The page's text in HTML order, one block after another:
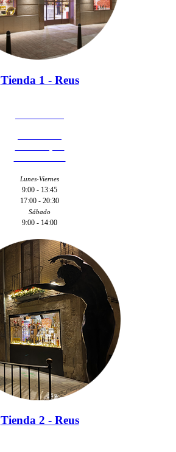
Tienda 1 - Reus
Lunes-Viernes
9:00 - 13:45
17:00 - 20:30
Sábado
9:00 - 14:00
Tienda 2 - Reus